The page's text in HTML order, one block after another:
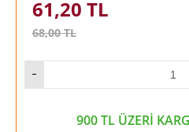
61,20 TL
68,00TL
900 TL ÜZERİ